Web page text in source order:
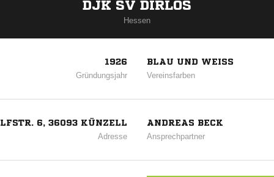
DJK SV DIRLOS
Hessen
1926
Gründungsjahr
BLAU UND WEISS
Vereinsfarben
6, 36093 KÜNZELL
Adresse
ANDREAS BECK
Ansprechpartner